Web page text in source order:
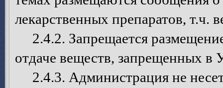
лекарственных препаратов, т.ч.
2.4.2. Запрещается
отдаче веществ, запрещенных в
2.4.3. Администрация не несет